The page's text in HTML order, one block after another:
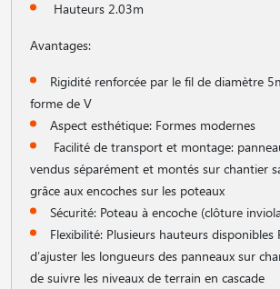
Hauteurs 2.03m
Avantages:
Rigidité renforcée par le fil de diamètre
forme de V
Aspect esthétique: Formes modernes
Facilité de transport et montage:
vendus séparément et montés sur chantier
grâce aux encoches sur les poteaux
Sécurité: Poteau à encoche (clôture
Flexibilité: Plusieurs hauteurs disponibles
d′ajuster les longueurs des panneaux sur
de suivre les niveaux de terrain en cascade